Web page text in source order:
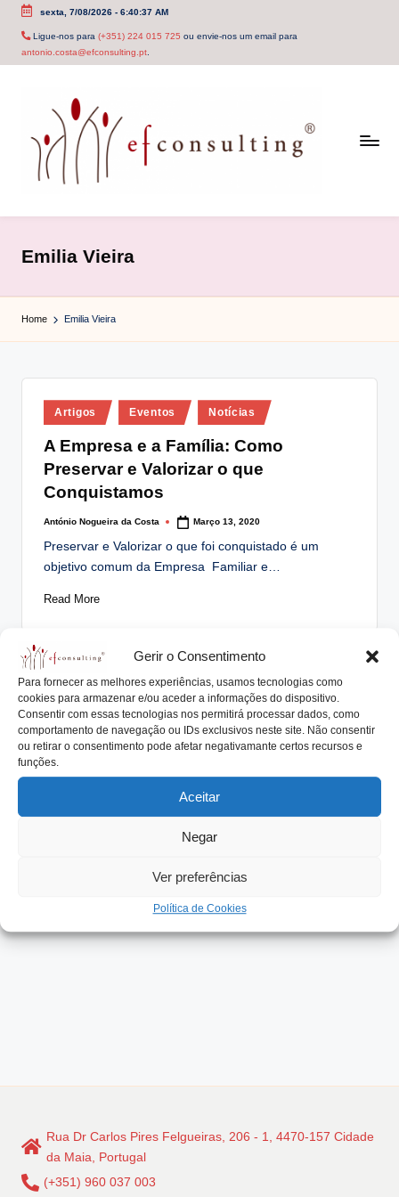
Gerir o Consentimento
Para fornecer as melhores experiências, usamos tecnologias como
cookies para armazenar e/ou aceder a informações do dispositivo.
Consentir com essas tecnologias nos permitirá processar dados, como
comportamento de navegação ou IDs exclusivos neste site. Não consentir
ou retirar o consentimento pode afetar negativamante certos recursos e
funções.
Aceitar
Negar
Ver preferências
Política de Cookies
Skip
sexta, 7/08/2026- 6:40:37 AM
Ligue-nos para (+351) 224 015 725 ou envie-nos um email para
antonio.costa@efconsulting.pt.
c
o
n
u
Emilia Vieira
Home Emilia Vieira
Posted
in
Artigos Eventos Notícias
A Empresa e a Família: Como
Preservar e Valorizar o que
Conquistamos
Posted
António Nogueira da Costa Março 13, 2020
Preservar e Valorizar o que foi conquistado é um
objetivo comum da Empresa Familiar e…
Read More
Posted
in
Artigos Notícias
Invista em Valor, o Tempo trabalha a
seu Favor
António Nogueira da Costa
OS MERCADOS FINANCEIROS OFERECEM MUITAS
TENTAÇÕES AOS INVESTIDORES VULNERÁVEIS. É
FÁCIL COMETER ERROS, ESPECULAR EM…
Rua Dr Carlos Pires Felgueiras, 206 - 1, 4470-157 Cidade
da Maia, Portugal
(+351) 960 037 003